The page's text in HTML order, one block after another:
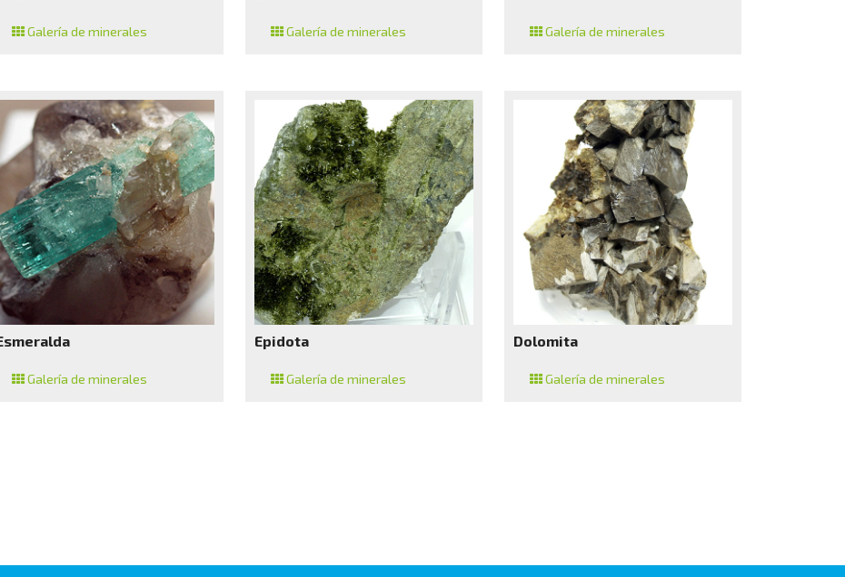
Galería de minerales Galería de minerales Galería de minerales
Galería de minerales
Epidota
Galería de minerales
Dolomita
Galería de minerales